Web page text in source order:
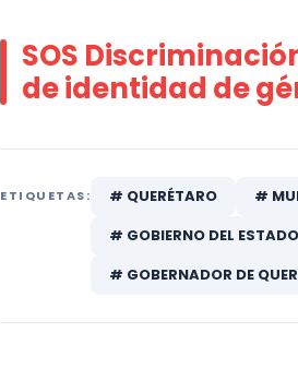
SOS
de identidad de
ETIQUETAS: # QUERÉTARO
#
# GOBIERNO DEL
# GOBERNADOR DE